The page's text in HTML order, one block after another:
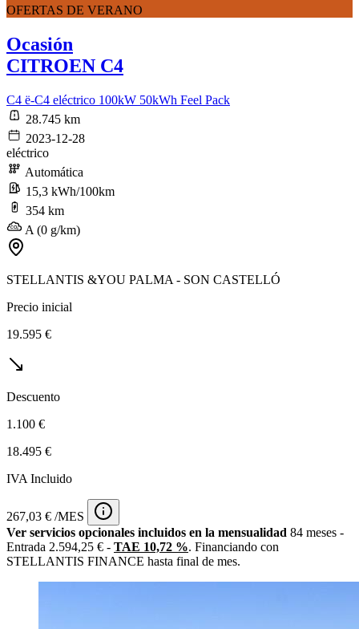
OFERTAS DE VERANO
Ocasión
CITROEN C4
C4 ë-C4 eléctrico 100kW 50kWh Feel Pack
28.745 km
2023-12-28
eléctrico
Automática
15,3 kWh/100km
354 km
A (0 g/km)
STELLANTIS &YOU PALMA - SON CASTELLÓ
Precio inicial
19.595 €
Descuento
1.100 €
18.495 €
IVA Incluido
267,03 € /MES
Ver servicios opcionales incluidos en la mensualidad 84 meses -
Entrada 2.594,25 € - TAE 10,72 %. Financiando con
STELLANTIS FINANCE hasta final de mes.